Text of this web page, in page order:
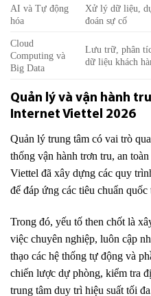
AI và Tự động
hóa
Xử lý dữ liệu,
đoán sự cố
Cloud
Computing và
Big Data
Lưu trữ, phân
dữ liệu khách
Quản lý và vận hành
Internet Viettel 2026
Quản lý trung tâm có vai trò
thống vận hành trơn tru, an
Viettel đã xây dựng các quy
để đáp ứng các tiêu chuẩn quốc
Trong đó, yếu tố then chốt là
việc chuyên nghiệp, luôn cập
thạo các hệ thống tự động và
chiến lược dự phòng, kiểm tra
trung tâm duy trì hiệu suất tối